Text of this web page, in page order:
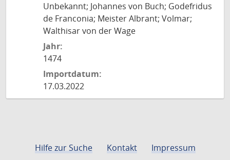
Unbekannt; Johannes von Buch; Godefridus
de Franconia; Meister Albrant; Volmar;
Walthisar von der Wage
Jahr:
1474
Importdatum:
17.03.2022
Hilfe zur Suche Kontakt
Impressum